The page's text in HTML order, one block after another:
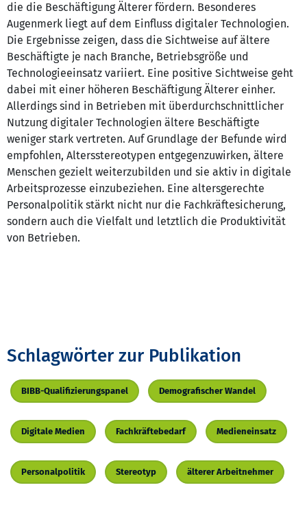
die die Beschäftigung Älterer fördern. Besonderes
Augenmerk liegt auf dem Einfluss digitaler Technologien.
Die Ergebnisse zeigen, dass die Sichtweise auf ältere
Beschäftigte je nach Branche, Betriebsgröße und
Technologieeinsatz variiert. Eine positive Sichtweise geht
dabei mit einer höheren Beschäftigung Älterer einher.
Allerdings sind in Betrieben mit überdurchschnittlicher
Nutzung digitaler Technologien ältere Beschäftigte
weniger stark vertreten. Auf Grundlage der Befunde wird
empfohlen, Altersstereotypen entgegenzuwirken, ältere
Menschen gezielt weiterzubilden und sie aktiv in digitale
Arbeitsprozesse einzubeziehen. Eine altersgerechte
Personalpolitik stärkt nicht nur die Fachkräftesicherung,
sondern auch die Vielfalt und letztlich die Produktivität
von Betrieben.
Schlagwörter zur Publikation
BIBB-Qualifizierungspanel Demografischer Wandel
Digitale Medien Fachkräftebedarf Medieneinsatz
Personalpolitik Stereotyp älterer Arbeitnehmer